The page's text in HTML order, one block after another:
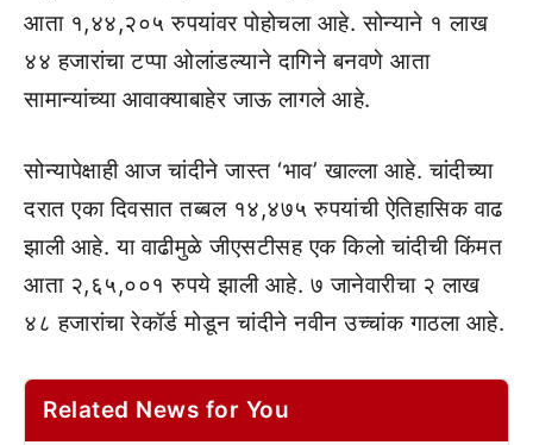
आता १,४४,२०५ रुपयांवर पोहोचला आहे. सोन्याने १ लाख
४४ हजारांचा टप्पा ओलांडल्याने दागिने बनवणे आता
सामान्यांच्या आवाक्याबाहेर जाऊ लागले आहे.
सोन्यापेक्षाही आज चांदीने जास्त ‘भाव’ खाल्ला आहे. चांदीच्या
दरात एका दिवसात तब्बल १४,४७५ रुपयांची ऐतिहासिक वाढ
झाली आहे. या वाढीमुळे जीएसटीसह एक किलो चांदीची किंमत
आता २,६५,००१ रुपये झाली आहे. ७ जानेवारीचा २ लाख
४८ हजारांचा रेकॉर्ड मोडून चांदीने नवीन उच्चांक गाठला आहे.
Related News for You